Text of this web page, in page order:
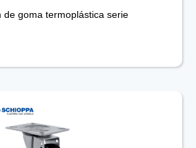
goma termoplástica serie